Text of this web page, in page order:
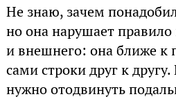
Не знаю, зачем
но она нарушает правило
и внешнего: она ближе к
сами строки друг к
нужно отодвинуть